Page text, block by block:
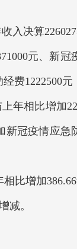
决算
元、新
费1222500元
相比增加
冠疫情应
元。
增加
减。